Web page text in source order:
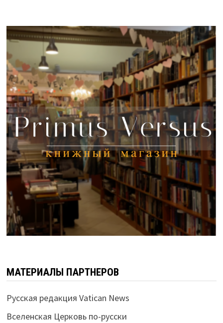
МАТЕРИАЛЫ ПАРТНЕРОВ
Русская редакция Vatican News
Вселенская Церковь по-русски